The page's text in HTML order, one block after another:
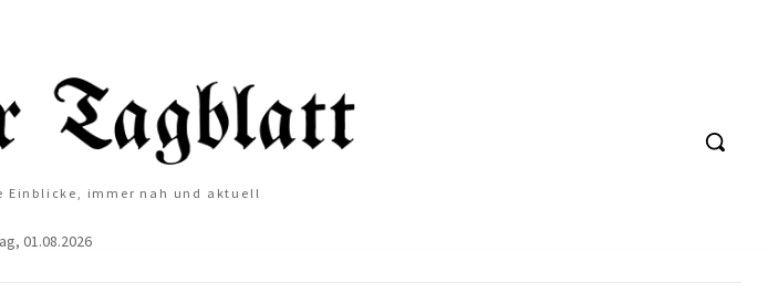
Einblicke, immer nah und aktuell
01.08.2026